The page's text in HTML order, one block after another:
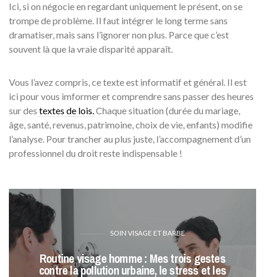
Ici, si on négocie en regardant uniquement le présent, on se
trompe de problème. Il faut intégrer le long terme sans
dramatiser, mais sans l’ignorer non plus. Parce que c’est
souvent là que la vraie disparité apparaît.
Vous l’avez compris, ce texte est informatif et général. Il est
ici pour vous imformer et comprendre sans passer des heures
sur des textes de lois. Chaque situation (durée du mariage,
âge, santé, revenus, patrimoine, choix de vie, enfants) modifie
l’analyse. Pour trancher au plus juste, l’accompagnement d’un
professionnel du droit reste indispensable !
SOIN VISAGE ET BARBE
Routine visage homme : Mes trois gestes
contre la pollution urbaine, le stress et les